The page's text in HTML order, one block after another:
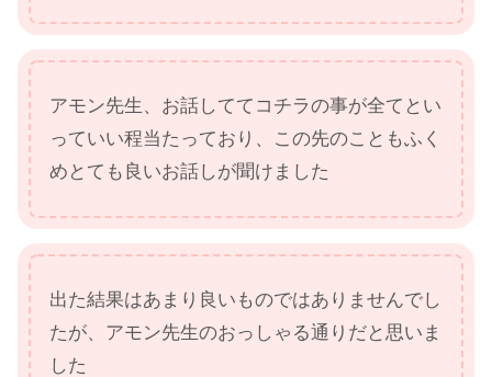
アモン先生、お話しててコチラの事が全てとい
っていい程当たっており、この先のこともふく
めとても良いお話しが聞けました
出た結果はあまり良いものではありませんでし
たが、アモン先生のおっしゃる通りだと思いま
した